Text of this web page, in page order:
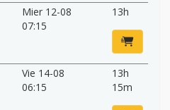
Mier 12-08
07:15
13h
Vie 14-08
06:15
13h
15m